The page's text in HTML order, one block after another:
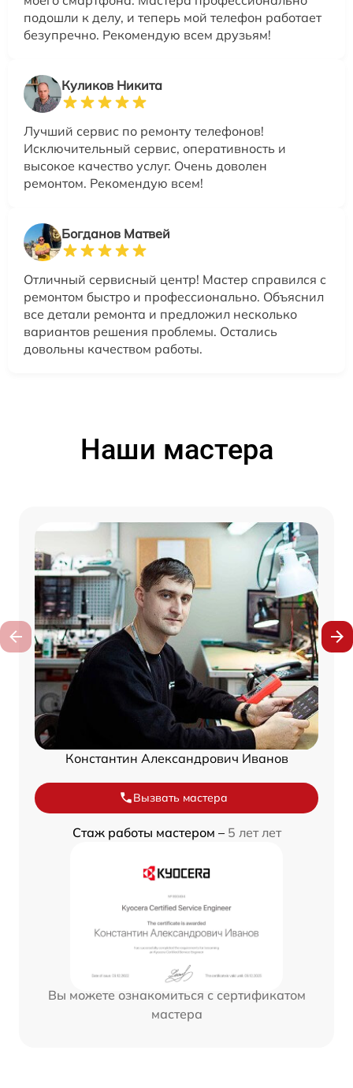
подошли к делу, и теперь мой телефон работает
безупречно. Рекомендую всем друзьям!
Куликов Никита
Лучший сервис по ремонту телефонов!
Исключительный сервис, оперативность и
высокое качество услуг. Очень доволен
ремонтом. Рекомендую всем!
Богданов Матвей
Отличный сервисный центр! Мастер справился с
ремонтом быстро и профессионально. Объяснил
все детали ремонта и предложил несколько
вариантов решения проблемы. Остались
довольны качеством работы.
Наши мастера
Константин Александрович Иванов
Вызвать мастера
Стаж работы мастером – 5 лет лет
Вы можете ознакомиться с сертификатом
мастера